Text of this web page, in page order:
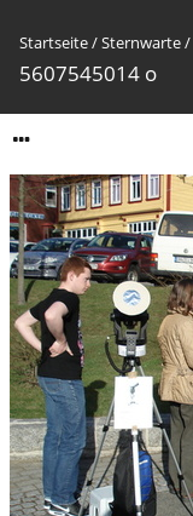
Startseite/Sternwarte/
5607545014 o